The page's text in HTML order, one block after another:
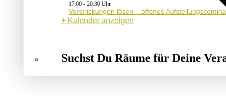
17:00 - 20:30
Verstrickungen lösen – offenes
Kalender anzeigen
Suchst Du Räume für Deine